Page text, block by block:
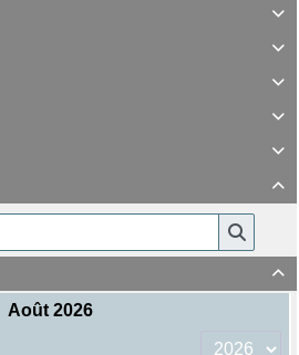






